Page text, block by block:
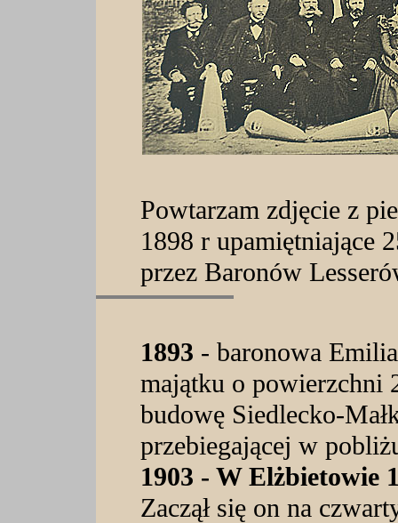
Powtarzam zdjęcie z
1898 r upamiętniające
przez Baronów
1893 - baronowa Emilia
majątku o powierzchni
budowę Siedlecko-
przebiegającej w
1903 - W Elżbietowie
Zaczął się on na